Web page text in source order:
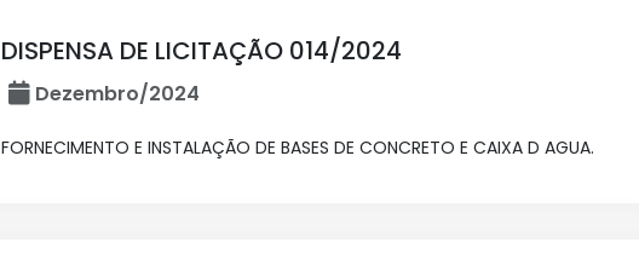
DISPENSA DE LICITAÇÃO 014/2024
Dezembro/2024
FORNECIMENTO E INSTALAÇÃO DE BASES DE CONCRETO E CAIXA D AGUA.